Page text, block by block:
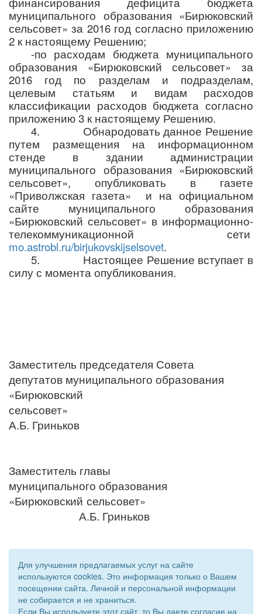
муниципального образования «Бирюковский
сельсовет» за 2016 год согласно приложению
2 к настоящему Решению;
-по расходам бюджета муниципального
образования «Бирюковский сельсовет» за
2016 год по разделам и подразделам,
целевым статьям и видам расходов
классификации расходов бюджета согласно
приложению 3 к настоящему Решению.
4.
Обнародовать данное Решение
путем размещения на информационном
стенде в здании администрации
муниципального образования «Бирюковский
сельсовет», опубликовать в газете
«Приволжская газета» и на официальном
сайте муниципального образования
«Бирюковский сельсовет» в информационно-
телекоммуникационной сети
mo.astrobl.ru/birjukovskijselsovet.
5.
Настоящее Решение вступает в
силу с момента опубликования.
Заместитель председателя Совета
депутатов муниципального образования
«Бирюковский
сельсовет»
А.Б. Гриньков
Заместитель главы
муниципального образования
«Бирюковский сельсовет»
А.Б. Гриньков
Для улучшения предлагаемых услуг на сайте
используются cookies. Это информация только о Вашем
посещении сайта. Личной и персональной информации
не собирается и не храниться.
Если Вы используете этот сайт, то Вы даете согласие на